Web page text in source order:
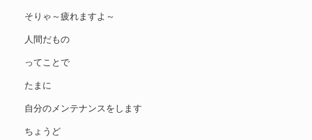
そりゃ～疲れますよ～
人間だもの
ってことで
たまに
自分のメンテナンスをします
ちょうど